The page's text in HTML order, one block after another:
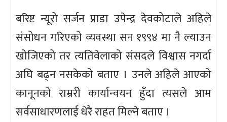
बरिष्ट न्यूरो सर्जन प्राडा उपेन्द्र देवकोटाले अहिले
संसोधन गरिएको व्यवस्था सन १९९४ मा नै ल्याउन
खोजिएको तर त्यतिवेलाको संसदले विश्वास नगर्दा
अघि बढ्न नसकेको बताए । उनले अहिले आएको
कानूनको राम्ररी कार्यान्वयन हुँदा त्यसले आम
सर्वसाधारणलाई धेरै राहत मिल्ने बताए ।